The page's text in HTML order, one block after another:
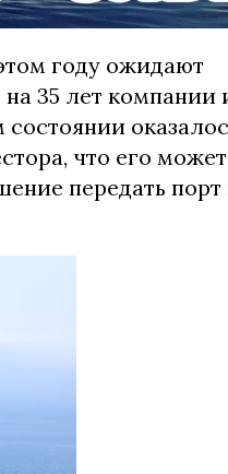
году ожидают
35 лет компании
что его может
передать порт